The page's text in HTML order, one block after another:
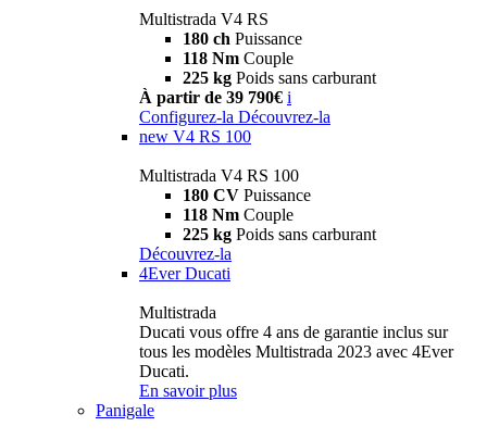
Multistrada V4 RS
180 ch Puissance
118 Nm Couple
225 kg Poids sans carburant
À partir de 39 790€ i
Configurez-la Découvrez-la
new V4 RS 100
Multistrada V4 RS 100
180 CV Puissance
118 Nm Couple
225 kg Poids sans carburant
Découvrez-la
4Ever Ducati
Multistrada
Ducati vous offre 4 ans de garantie inclus sur
tous les modèles Multistrada 2023 avec 4Ever
Ducati.
En savoir plus
Panigale